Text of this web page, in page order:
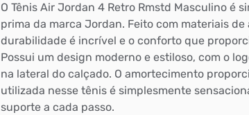
O Tênis Air Jordan 4 Retro Rmstd Masculino é
prima da marca Jordan. Feito com materiais
durabilidade é incrível e o conforto que
Possui um design moderno e estiloso, com o
na lateral do calçado. O amortecimento
utilizada nesse tênis é simplesmente
suporte a cada passo.